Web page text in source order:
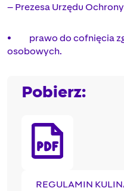
– Prezesa Urzędu
• prawo do cofnięcia
osobowych.
Pobierz:
REGULAMIN